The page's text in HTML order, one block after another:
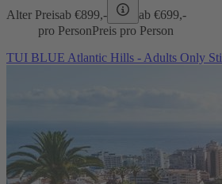
Alter Preisab €899,- ab €699,-
pro PersonPreis pro Person
TUI BLUE Atlantic Hills - Adults Only